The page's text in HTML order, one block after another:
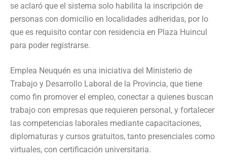
se aclaró que el sistema solo habilita la inscripción de
personas con domicilio en localidades adheridas, por lo
que es requisito contar con residencia en Plaza Huincul
para poder registrarse.
Emplea Neuquén es una iniciativa del Ministerio de
Trabajo y Desarrollo Laboral de la Provincia, que tiene
como fin promover el empleo, conectar a quienes buscan
trabajo con empresas que requieren personal, y fortalecer
las competencias laborales mediante capacitaciones,
diplomaturas y cursos gratuitos, tanto presenciales como
virtuales, con certificación universitaria.